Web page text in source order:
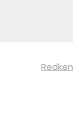
Redken